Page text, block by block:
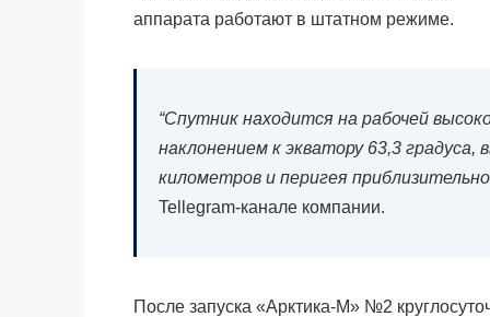
аппарата работают в штатном режиме.
“Спутник находится на рабочей
наклонением к экватору 63,3
километров и перигея
Tellegram-канале компании.
После запуска «Арктика-М» №2